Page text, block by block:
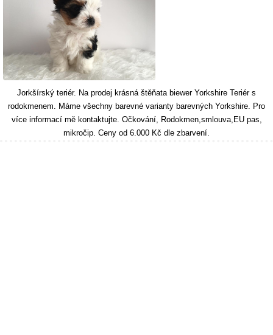
Jorkšírský teriér. Na prodej krásná štěňata biewer Yorkshire Teriér s
rodokmenem. Máme všechny barevné varianty barevných Yorkshire. Pro
více informací mě kontaktujte. Očkování, Rodokmen,smlouva,EU pas,
mikročip. Ceny od 6.000 Kč dle zbarvení.